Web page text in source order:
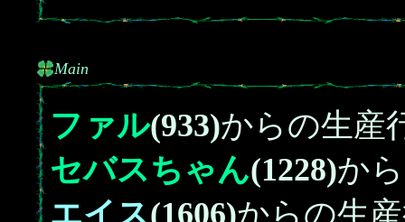
Main
ファル(933)からの生産
セバスちゃん(1228)か
エイス(1606)からの生